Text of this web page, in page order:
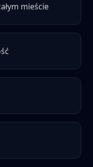
mieście